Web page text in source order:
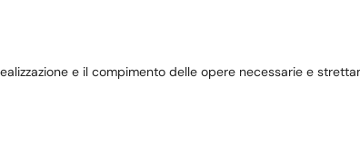
e il compimento delle opere necessarie e